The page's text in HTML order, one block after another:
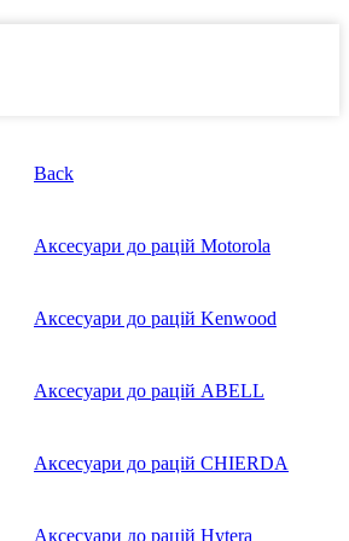
Back
Аксесуари до рацій Motorola
Аксесуари до рацій Kenwood
Аксесуари до рацій ABELL
Аксесуари до рацій CHIERDA
Аксесуари до рацій Hytera